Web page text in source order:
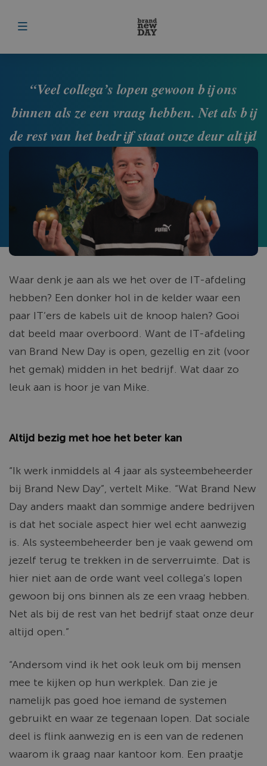
Menu
“Veel collega’s lopen gewoon bij ons
binnen als ze een vraag hebben. Net als bij
de rest van het bedrijf staat onze deur altijd
open.”
Mike
IT Development - IT beheerder
Waar denk je aan als we het over de IT-afdeling
hebben? Een donker hol in de kelder waar een
paar IT’ers de kabels uit de knoop halen? Gooi
dat beeld maar overboord. Want de IT-afdeling
van Brand New Day is open, gezellig en zit (voor
het gemak) midden in het bedrijf. Wat daar zo
leuk aan is hoor je van Mike.
Altijd bezig met hoe het beter kan
“Ik werk inmiddels al 4 jaar als systeembeheerder
bij Brand New Day”, vertelt Mike. “Wat Brand New
Day anders maakt dan sommige andere bedrijven
is dat het sociale aspect hier wel echt aanwezig
is. Als systeembeheerder ben je vaak gewend om
jezelf terug te trekken in de serverruimte. Dat is
hier niet aan de orde want veel collega’s lopen
gewoon bij ons binnen als ze een vraag hebben.
Net als bij de rest van het bedrijf staat onze deur
altijd open.”
“Andersom vind ik het ook leuk om bij mensen
mee te kijken op hun werkplek. Dan zie je
namelijk pas goed hoe iemand de systemen
gebruikt en waar ze tegenaan lopen. Dat sociale
deel is flink aanwezig en is een van de redenen
waarom ik graag naar kantoor kom. Een praatje